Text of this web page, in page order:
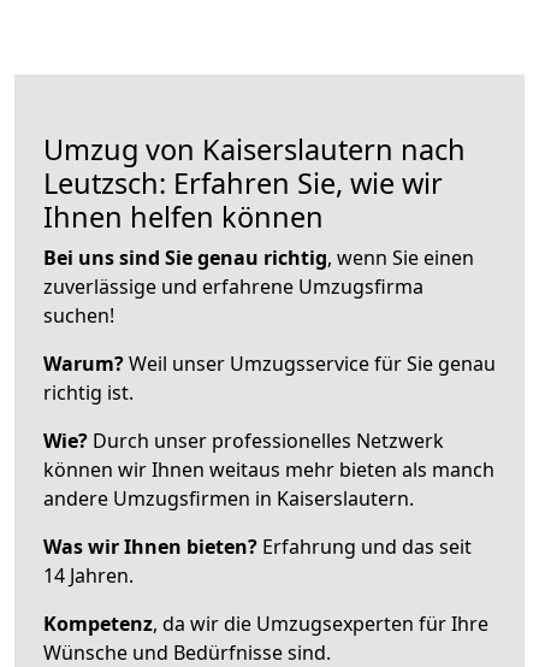
Umzug von Kaiserslautern nach
Leutzsch: Erfahren Sie, wie wir
Ihnen helfen können
Bei uns sind Sie genau richtig, wenn Sie einen
zuverlässige und erfahrene Umzugsfirma
suchen!
Warum?Weil unser Umzugsservice für Sie genau
richtig ist.
Wie? Durch unser professionelles Netzwerk
können wir Ihnen weitaus mehr bieten als manch
andere Umzugsfirmen in Kaiserslautern.
Was wir Ihnen bieten? Erfahrung und das seit
14 Jahren.
Kompetenz, da wir die Umzugsexperten für Ihre
Wünsche und Bedürfnisse sind.